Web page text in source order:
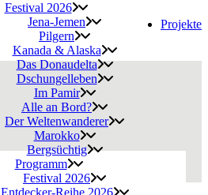
Pro­jek­te
Fes­ti­val 2026
Jena-Jemen
Pil­gern
Kana­da & Alaska
Das Donau­del­ta
Dschun­gel­le­ben
Im Pamir
Alle an Bord?
Der Wel­ten­wan­de­rer
Marok­ko
Berg­süch­tig
Pro­gramm
Fes­ti­val 2026
Entdecker-Reihe 2026